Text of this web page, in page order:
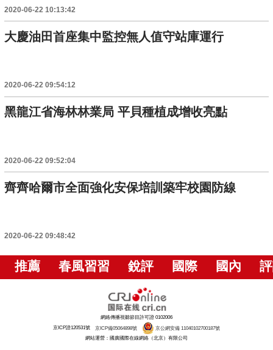
2020-06-22 10:13:42
大慶油田首座集中監控無人值守站庫運行
2020-06-22 09:54:12
黑龍江省海林林業局 平貝種植成增收亮點
2020-06-22 09:52:04
齊齊哈爾市全面強化安保培訓築牢校園防線
2020-06-22 09:48:42
推薦 春風習習 銳評 國際 國內
網絡傳播視聽節目許可證 0102006
京ICP證120531號 京ICP備05064898號
京公網安備 11040102700187號
網站運營：國廣國際在線網絡（北京）有限公司